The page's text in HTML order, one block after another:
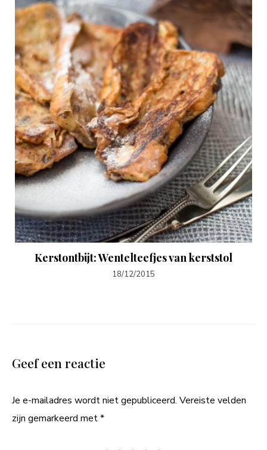
Kerstontbijt: Wentelteefjes van kerststol
18/12/2015
Geef een reactie
Je e-mailadres wordt niet gepubliceerd. Vereiste velden
zijn gemarkeerd met*